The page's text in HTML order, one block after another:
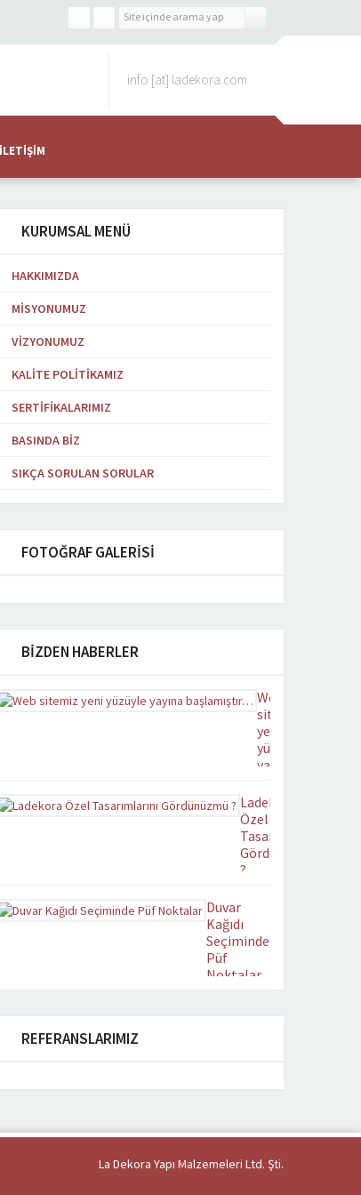
info [at] ladekora.com
İLETIŞIM
KURUMSAL MENÜ
HAKKIMIZDA
MISYONUMUZ
VIZYONUMUZ
KALITE POLITIKAMIZ
SERTIFIKALARIMIZ
BASINDA BIZ
SIKÇA SORULAN SORULAR
FOTOĞRAF GALERİSİ
BİZDEN HABERLER
Web
sitemiz
yeni
yüzüyle
yayına
Yenilenen
tasarımıyla
ladekora.com yayın
hayatına
Ladekora
Özel
Tasarımlarını
Gördünüzmü
?
tasarımlarımızdan
uygun
beğenerek
Ferahlatıcı
Duvar
Kağıdı
Seçiminde
Püf
Noktalar
duvar
verdiğimizde,
genelde
soracağımız
REFERANSLARIMIZ
La Dekora Yapı Malzemeleri Ltd. Şti.